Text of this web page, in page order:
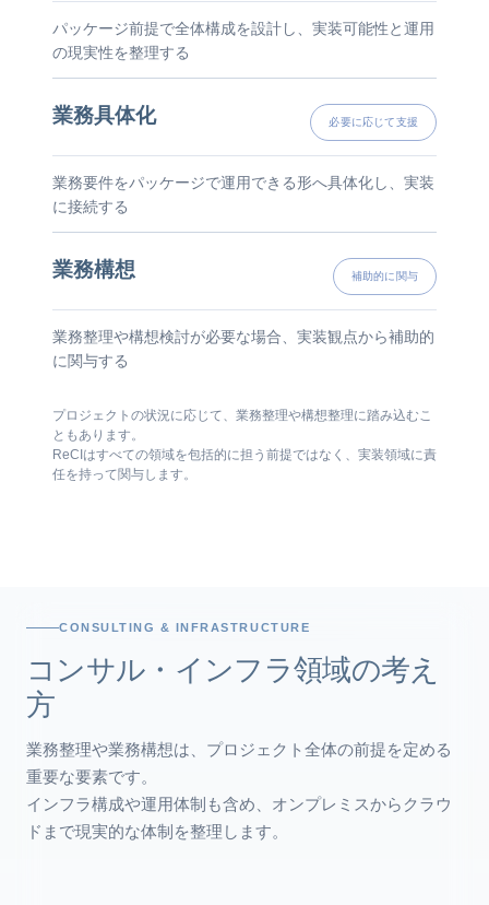
パッケージ前提で全体構成を設計し、実装可能性と運用
の現実性を整理する
業務具体化 必要に応じて支援
業務要件をパッケージで運用できる形へ具体化し、実装
に接続する
業務構想 補助的に関与
業務整理や構想検討が必要な場合、実装観点から補助的
に関与する
プロジェクトの状況に応じて、業務整理や構想整理に踏み込むこ
ともあります。
ReCIはすべての領域を包括的に担う前提ではなく、実装領域に責
任を持って関与します。
CONSULTING & INFRASTRUCTURE
コンサル・インフラ領域の考え
方
業務整理や業務構想は、プロジェクト全体の前提を定める
重要な要素です。
インフラ構成や運用体制も含め、オンプレミスからクラウ
ドまで現実的な体制を整理します。